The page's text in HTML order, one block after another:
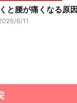
と腰が痛くなる原因
6/11